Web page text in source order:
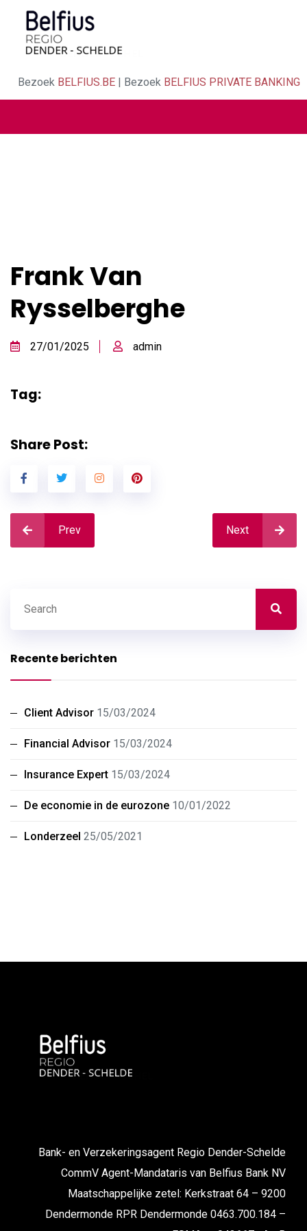
Bezoek BELFIUS.BE | Bezoek BELFIUS PRIVATE BANKING
Frank Van
Rysselberghe
27/01/2025 admin
Tag:
Share Post:
Prev Next
Recente berichten
Client Advisor 15/03/2024
Financial Advisor 15/03/2024
Insurance Expert 15/03/2024
De economie in de eurozone 10/01/2022
Londerzeel 25/05/2021
Bank- en Verzekeringsagent Regio Dender-Schelde
CommV Agent-Mandataris van Belfius Bank NV
Maatschappelijke zetel: Kerkstraat 64 – 9200
Dendermonde RPR Dendermonde 0463.700.184 –